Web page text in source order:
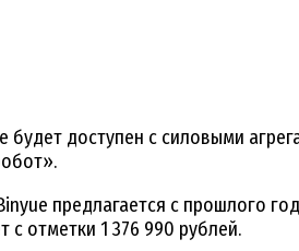
будет доступен с силовыми
предлагается с прошлого
с отметки 1 376 990 рублей.